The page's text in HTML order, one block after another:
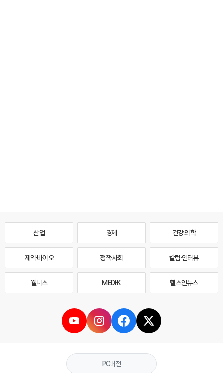
산업 경제 건강·의학
제약·바이오 정책·사회 칼럼·인터뷰
웰니스 MEDI·K 헬스인뉴스
PC버전